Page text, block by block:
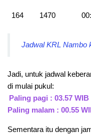
164 1470
Jadwal KRL Nambo
Jadi, untuk jadwal
di mulai pukul:
Paling pagi : 03.57 WIB
Paling malam : 00.55
Sementara itu dengan